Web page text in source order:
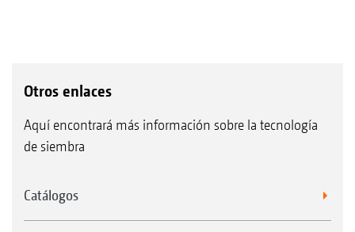
Otros enlaces
Aquí encontrará más información sobre la tecnología
de siembra
Catálogos